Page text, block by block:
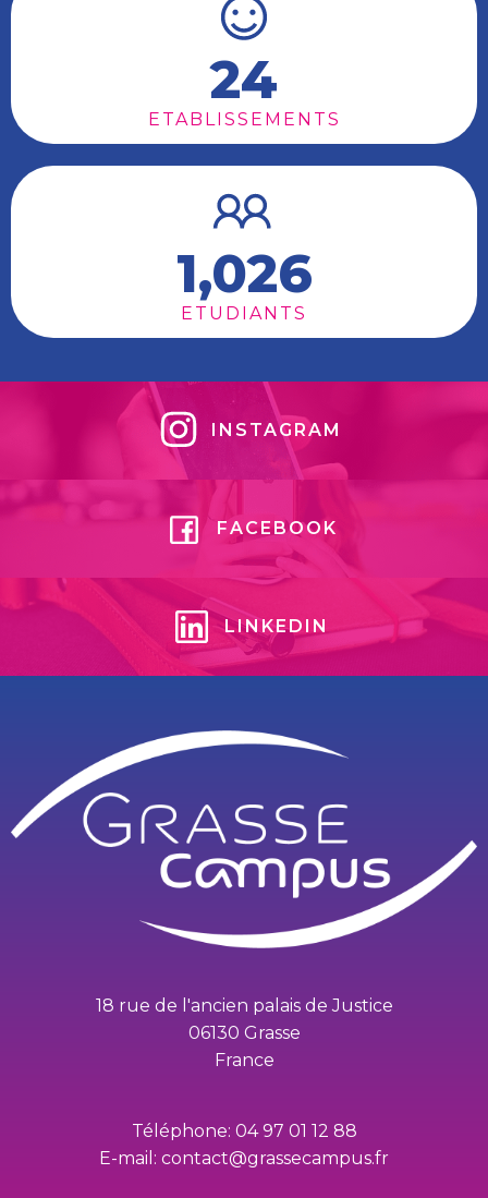
24
ETABLISSEMENTS
1,026
ETUDIANTS
INSTAGRAM
FACEBOOK
LINKEDIN
18 rue de l'ancien palais de Justice
06130 Grasse
France
Téléphone: 04 97 01 12 88
E-mail: contact@grassecampus.fr